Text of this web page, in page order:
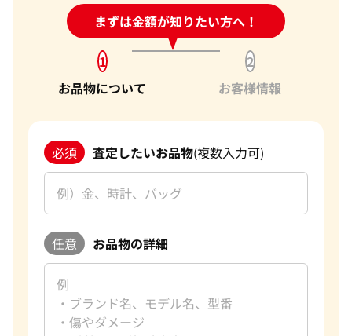
まずは金額が知りたい方へ！
24時間受付中!問い合わせフォーム
1
お品物について
2
お客様情報
必須 査定したいお品物(複数入力可)
任意 お品物の詳細